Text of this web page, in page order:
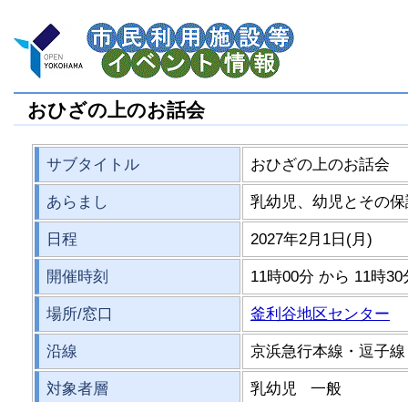
おひざの上のお話会
サブタイトル おひざの上のお話会
あらまし 乳幼児、幼児とその
日程 2027年2月1日(月)
開催時刻 11時00分 から 11時30
場所/窓口 釜利谷地区センター
沿線 京浜急行本線・逗
対象者層 乳幼児 一般